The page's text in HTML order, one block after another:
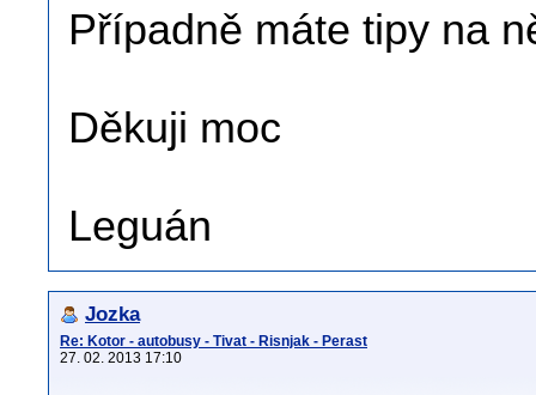
Případně máte tipy na
Děkuji moc
Leguán
Jozka
Re: Kotor - autobusy - Tivat - Risnjak - Perast
27. 02. 2013 17:10